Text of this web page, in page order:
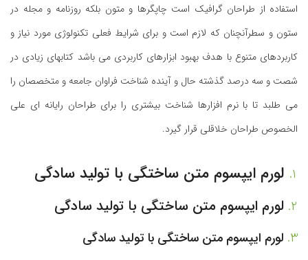
استفاده از طراحان گرافیک است چاپگرها و متون بلکه روزنامه و مجله در
ستون و سطرآنچنان که لازم است و برای شرایط فعلی تکنولوژی مورد نیاز و
کاربردهای متنوع با هدف بهبود ابزارهای کاربردی می باشد کتابهای زیادی در
شصت و سه درصد گذشته حال و آینده شناخت فراوان جامعه و متخصصان را
می طلبد تا با نرم افزارها شناخت بیشتری را برای طراحان رایانه ای علی
الخصوص طراحان خلاقلی قرار گیرد.
لورم ایپسوم متن ساختگی با تولید سادگی
لورم ایپسوم متن ساختگی با تولید سادگی
لورم ایپسوم متن ساختگی با تولید سادگی